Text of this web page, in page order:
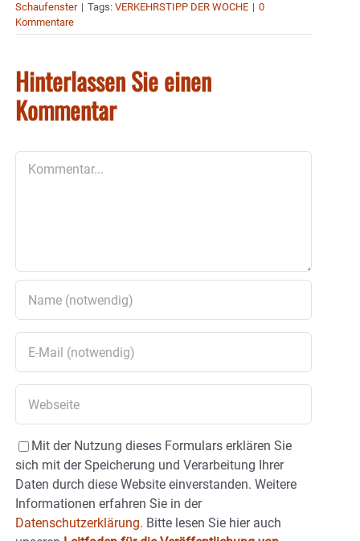
Schaufenster | Tags: VERKEHRSTIPP DER WOCHE | 0
Kommentare
Hinterlassen Sie einen
Kommentar
Mit der Nutzung dieses Formulars erklären Sie
sich mit der Speicherung und Verarbeitung Ihrer
Daten durch diese Website einverstanden. Weitere
Informationen erfahren Sie in der
Datenschutzerklärung. Bitte lesen Sie hier auch